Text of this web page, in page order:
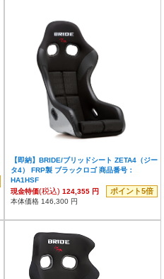
【即納】BRIDE/ブリッドシート ZETA4（ジー
タ4） FRP製 ブラックロゴ 商品番号：
HA1HSF
現金特価(税込) 124,355 円 ポイント5倍
本体価格 146,300 円